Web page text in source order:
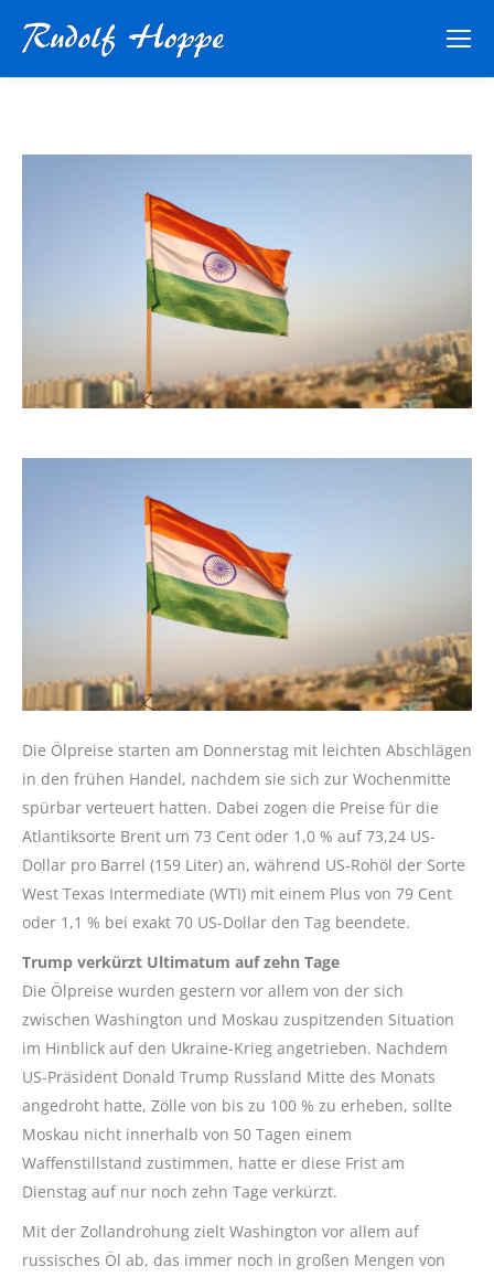
Die Ölpreise starten am Donnerstag mit leichten Abschlägen
in den frühen Handel, nachdem sie sich zur Wochenmitte
spürbar verteuert hatten. Dabei zogen die Preise für die
Atlantiksorte Brent um 73 Cent oder 1,0 % auf 73,24 US-
Dollar pro Barrel (159 Liter) an, während US-Rohöl der Sorte
West Texas Intermediate (WTI) mit einem Plus von 79 Cent
oder 1,1 % bei exakt 70 US-Dollar den Tag beendete.
Trump verkürzt Ultimatum auf zehn Tage
Die Ölpreise wurden gestern vor allem von der sich
zwischen Washington und Moskau zuspitzenden Situation
im Hinblick auf den Ukraine-Krieg angetrieben. Nachdem
US-Präsident Donald Trump Russland Mitte des Monats
angedroht hatte, Zölle von bis zu 100 % zu erheben, sollte
Moskau nicht innerhalb von 50 Tagen einem
Waffenstillstand zustimmen, hatte er diese Frist am
Dienstag auf nur noch zehn Tage verkürzt.
Mit der Zollandrohung zielt Washington vor allem auf
russisches Öl ab, das immer noch in großen Mengen von